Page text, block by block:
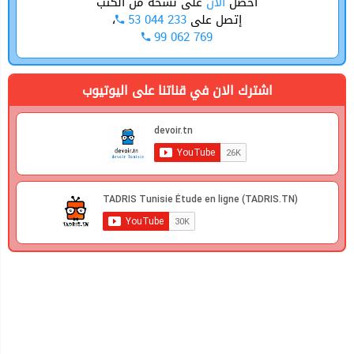
إتصل على 53 044 233 ،
99 062 769
اشترك الان في قناتنا على اليوتيوب